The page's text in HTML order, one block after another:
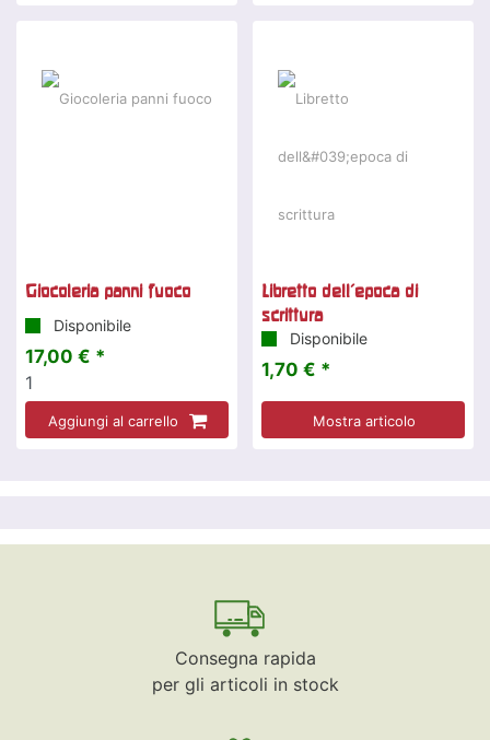
Giocoleria panni fuoco
Disponibile
17,00 € *
1
Aggiungi al carrello
Libretto dell'epoca di
scrittura
Disponibile
1,70 € *
Mostra articolo
Consegna rapida
per gli articoli in stock